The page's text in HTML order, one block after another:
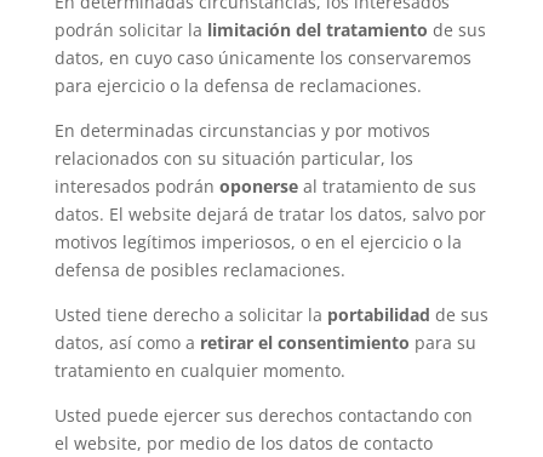
podrán solicitar la limitación del tratamiento de sus
datos, en cuyo caso únicamente los conservaremos
para ejercicio o la defensa de reclamaciones.
En determinadas circunstancias y por motivos
relacionados con su situación particular, los
interesados podrán oponerseal tratamiento de sus
datos. El website dejará de tratar los datos, salvo por
motivos legítimos imperiosos, o en el ejercicio o la
defensa de posibles reclamaciones.
Usted tiene derecho a solicitar la portabilidad de sus
datos, así como a retirar el consentimiento para su
tratamiento en cualquier momento.
Usted puede ejercer sus derechos contactando con
el website, por medio de los datos de contacto